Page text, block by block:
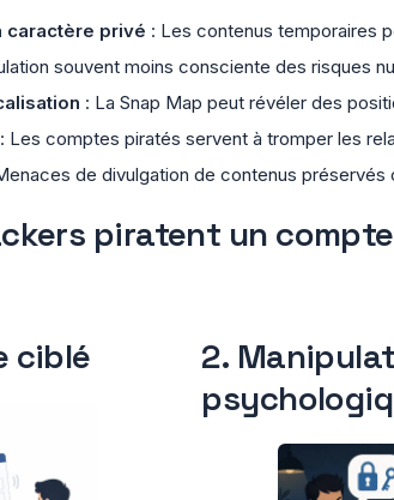
caractère privé : Les contenus temporaires
souvent moins consciente des risques
: La Snap Map peut révéler des
: Les comptes piratés servent à tromper les
de divulgation de contenus préservés
piratent un
ciblé
2.